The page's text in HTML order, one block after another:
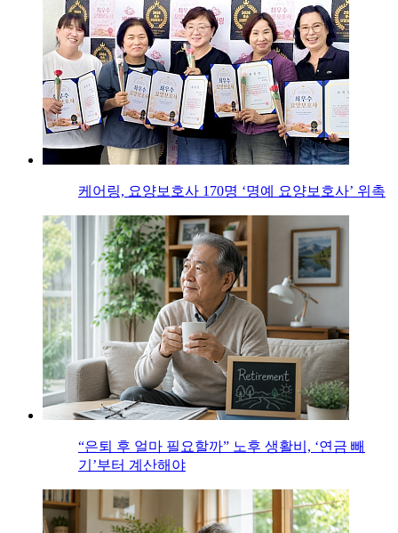
케어링, 요양보호사 170명 ‘명예 요양보호사’ 위촉
“은퇴 후 얼마 필요할까” 노후 생활비, ‘연금 빼
기’부터 계산해야